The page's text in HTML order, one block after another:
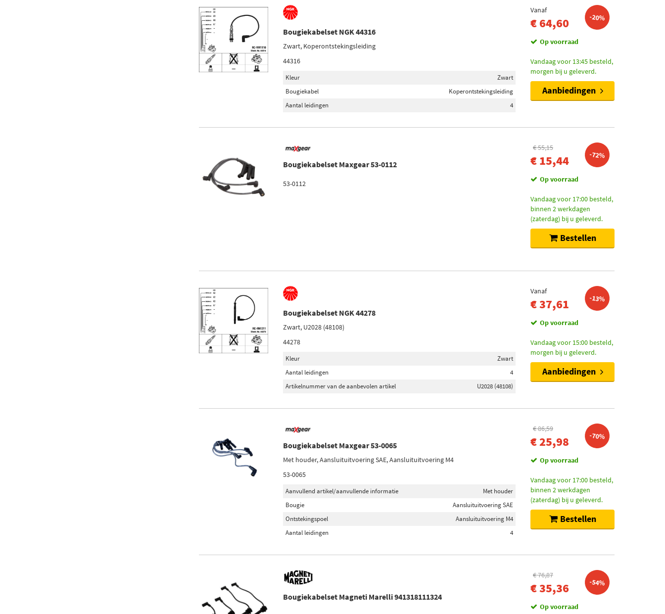
Bougiekabelset NGK 44316
Zwart, Koperontstekingsleiding
44316
Kleur
Zwart
Bougiekabel
Koperontstekingsleiding
Aantal leidingen
4
Vanaf
€ 64,60 -20%
Op voorraad
Vandaag voor 13:45 besteld,
morgen bij u geleverd.
Aanbiedingen
Bougiekabelset Maxgear 53-0112
53-0112
€ 55,15
€ 15,44 -72%
Op voorraad
Vandaag voor 17:00 besteld,
binnen 2 werkdagen
(zaterdag) bij u geleverd.
Bestellen
Bougiekabelset NGK 44278
Zwart, U2028 (48108)
44278
Kleur
Zwart
Aantal leidingen
4
Artikelnummer van de aanbevolen artikel
U2028 (48108)
Vanaf
€ 37,61 -13%
Op voorraad
Vandaag voor 15:00 besteld,
morgen bij u geleverd.
Aanbiedingen
Bougiekabelset Maxgear 53-0065
Met houder, Aansluituitvoering SAE, Aansluituitvoering M4
53-0065
Aanvullend artikel/aanvullende informatie
Met houder
Bougie
Aansluituitvoering SAE
Ontstekingspoel
Aansluituitvoering M4
Aantal leidingen
4
€ 86,59
€ 25,98 -70%
Op voorraad
Vandaag voor 17:00 besteld,
binnen 2 werkdagen
(zaterdag) bij u geleverd.
Bestellen
Bougiekabelset Magneti Marelli 941318111324
€ 76,87
€ 35,36 -54%
Op voorraad